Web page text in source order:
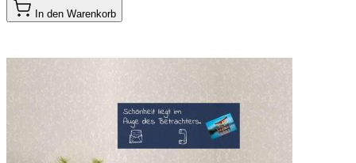
In den Warenkorb